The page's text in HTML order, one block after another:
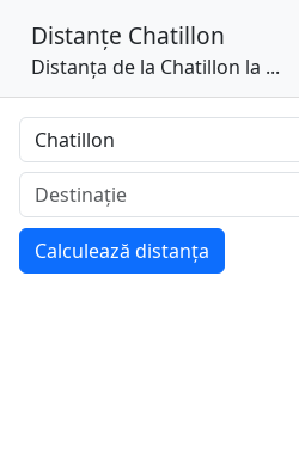
Distanțe Chatillon
Distanța de la Chatillon la ...
Calculează distanța